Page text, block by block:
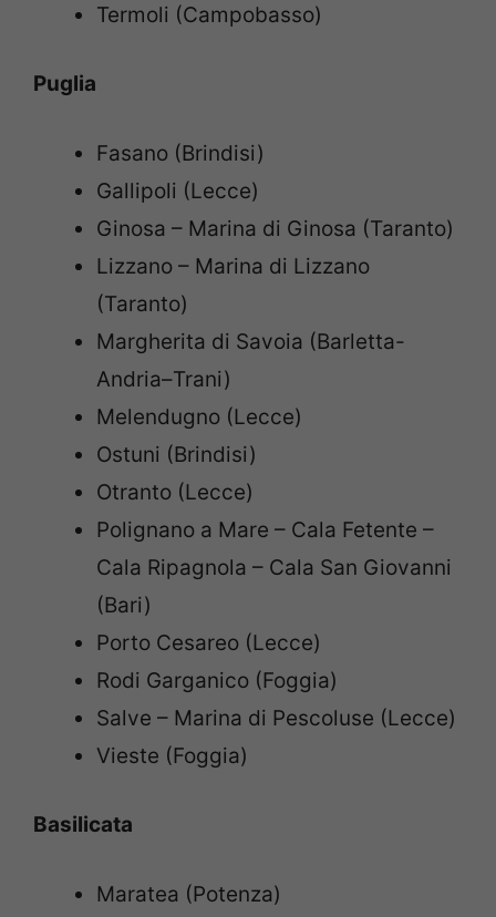
Termoli (Campobasso)
Puglia
Fasano (Brindisi)
Gallipoli (Lecce)
Ginosa – Marina di Ginosa (Taranto)
Lizzano – Marina di Lizzano
(Taranto)
Margherita di Savoia (Barletta-
Andria–Trani)
Melendugno (Lecce)
Ostuni (Brindisi)
Otranto (Lecce)
Polignano a Mare – Cala Fetente –
Cala Ripagnola – Cala San Giovanni
(Bari)
Porto Cesareo (Lecce)
Rodi Garganico (Foggia)
Salve – Marina di Pescoluse (Lecce)
Vieste (Foggia)
Basilicata
Maratea (Potenza)